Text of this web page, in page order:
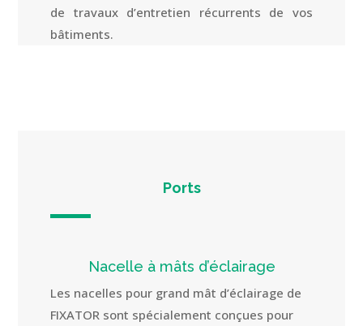
de travaux d’entretien récurrents de vos
bâtiments.
Ports
Nacelle à mâts d’éclairage
Les nacelles pour grand mât d’éclairage de
FIXATOR sont spécialement conçues pour